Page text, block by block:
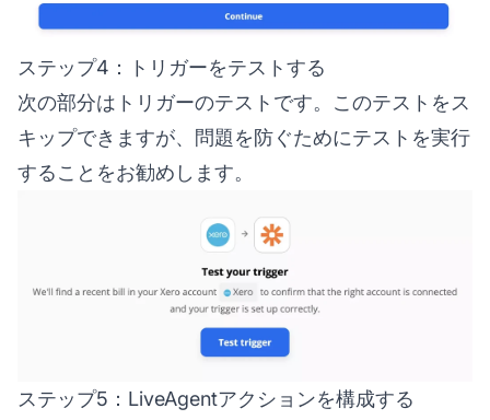
ステップ4：トリガーをテストする
次の部分はトリガーのテストです。このテストをス
キップできますが、問題を防ぐためにテストを実行
することをお勧めします。
ステップ5：LiveAgentアクションを構成する